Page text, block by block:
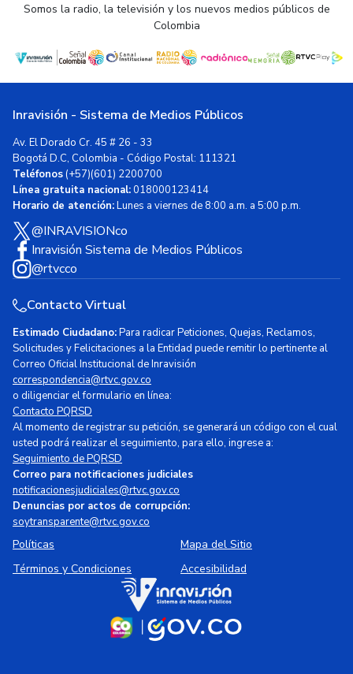
Somos la radio, la televisión y los nuevos medios públicos de
Colombia
Inravisión - Sistema de Medios Públicos
Av. El Dorado Cr. 45 # 26 - 33
Bogotá D.C, Colombia - Código Postal: 111321
Teléfonos(+57)(601) 2200700
Línea gratuita nacional:018000123414
Horario de atención:Lunes a viernes de 8:00 a.m. a 5:00 p.m.
@INRAVISIONco
Inravisión Sistema de Medios Públicos
@rtvcco
Contacto Virtual
Estimado Ciudadano:Para radicar Peticiones, Quejas, Reclamos,
Solicitudes y Felicitaciones a la Entidad puede remitir lo pertinente al
Correo Oficial Institucional de Inravisión
correspondencia@rtvc.gov.co
o diligenciar el formulario en línea:
Contacto PQRSD
Al momento de registrar su petición, se generará un código con el cual
usted podrá realizar el seguimiento, para ello, ingrese a:
Seguimiento de PQRSD
Correo para notificaciones judiciales
notificacionesjudiciales@rtvc.gov.co
Denuncias por actos de corrupción:
soytransparente@rtvc.gov.co
Políticas
Mapa del Sitio
Términos y Condiciones
Accesibilidad